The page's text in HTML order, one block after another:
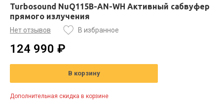
Turbosound NuQ115B-AN-WH Активный сабвуфер
прямого излучения
Нет отзывов В избранное
124 990 ₽
В корзину
Дополнительная скидка в корзине